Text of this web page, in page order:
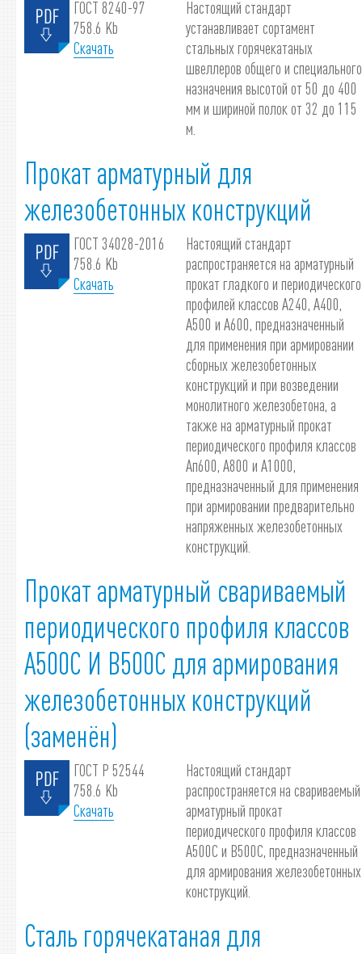
ГОСТ 8240-97
758.6 Kb
Скачать
Настоящий стандарт
устанавливает сортамент
стальных горячекатаных
швеллеров общего и специального
назначения высотой от 50 до 400
мм и шириной полок от 32 до 115
м.
Прокат арматурный для
железобетонных конструкций
ГОСТ 34028-2016
758.6 Kb
Скачать
Настоящий стандарт
распространяется на арматурный
прокат гладкого и периодического
профилей классов А240, А400,
А500 и А600, предназначенный
для применения при армировании
сборных железобетонных
конструкций и при возведении
монолитного железобетона, а
также на арматурный прокат
периодического профиля классов
Ап600, А800 и А1000,
предназначенный для применения
при армировании предварительно
напряженных железобетонных
конструкций.
Прокат арматурный свариваемый
периодического профиля классов
А500С И В500С для армирования
железобетонных конструкций
(заменён)
ГОСТ Р 52544
758.6 Kb
Скачать
Настоящий стандарт
распространяется на свариваемый
арматурный прокат
периодического профиля классов
А500С и В500С, предназначенный
для армирования железобетонных
конструкций.
Сталь горячекатаная для